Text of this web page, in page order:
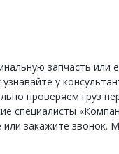
запчасть или
у
проверяем груз
специалисты
закажите звонок.